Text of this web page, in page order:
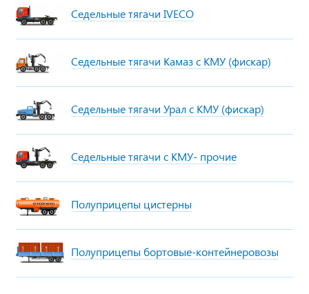
Седельные тягачи IVECO
Седельные тягачи Камаз с КМУ (фискар)
Седельные тягачи Урал с КМУ (фискар)
Седельные тягачи с КМУ- прочие
Полуприцепы цистерны
Полуприцепы бортовые-контейнеровозы